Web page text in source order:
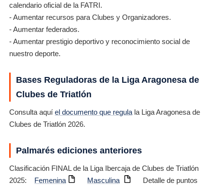
calendario oficial de la FATRI.
- Aumentar recursos para Clubes y Organizadores.
- Aumentar federados.
- Aumentar prestigio deportivo y reconocimiento social de
nuestro deporte.
Bases Reguladoras de la Liga Aragonesa de
Clubes de Triatlón
Consulta aquíel documento que regula la Liga Aragonesa de
Clubes de Triatlón 2026.
Palmarés ediciones anteriores
Clasificación FINAL de la Liga Ibercaja de Clubes de Triatlón
2025: Femenina Masculina Detalle de puntos